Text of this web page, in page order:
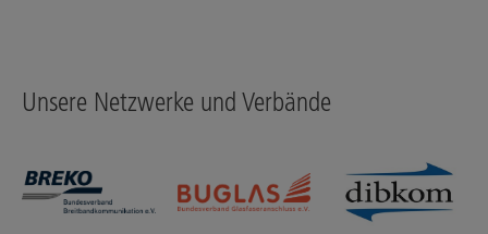
Unsere Netzwerke und Verbände